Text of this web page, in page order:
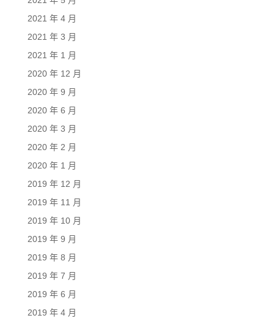
2021 年 4 月
2021 年 3 月
2021 年 1 月
2020 年 12 月
2020 年 9 月
2020 年 6 月
2020 年 3 月
2020 年 2 月
2020 年 1 月
2019 年 12 月
2019 年 11 月
2019 年 10 月
2019 年 9 月
2019 年 8 月
2019 年 7 月
2019 年 6 月
2019 年 4 月